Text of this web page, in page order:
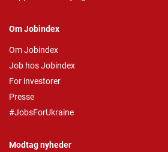
Om Jobindex
Om Jobindex
Job hos Jobindex
For investorer
Presse
#JobsForUkraine
Modtag nyheder